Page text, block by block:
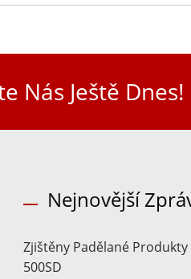
Nás Ještě Dnes!
Nejnovější
Zjištěny Padělané Produkty
500SD